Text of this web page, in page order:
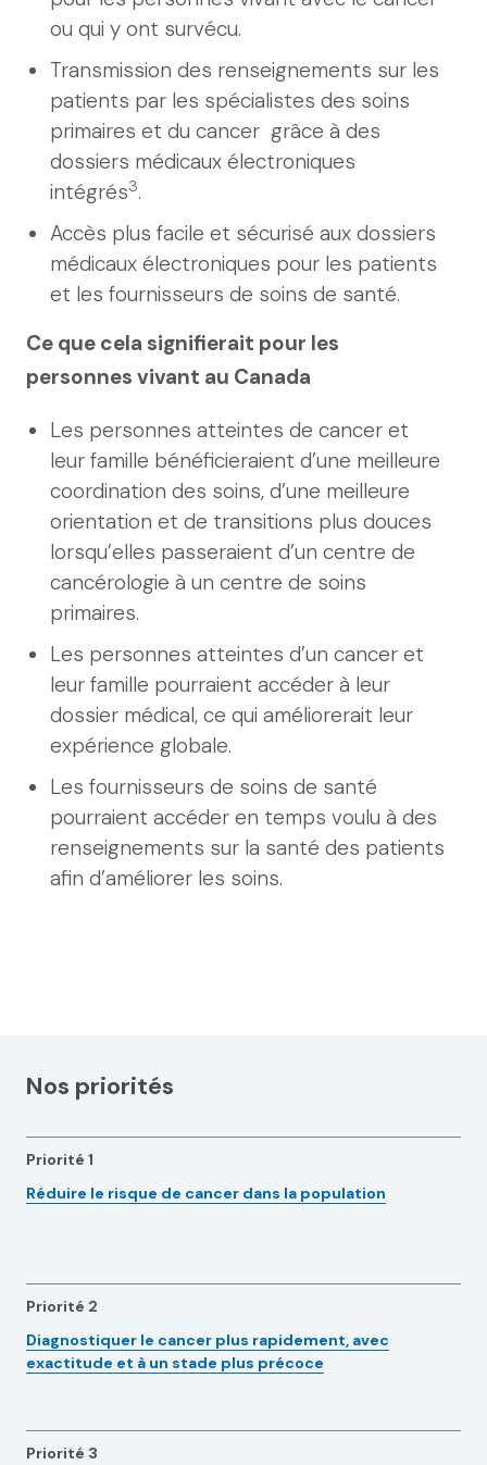
ou qui y ont survécu.
Transmission des renseignements sur les
patients par les spécialistes des soins
primaires et du cancer grâce à des
dossiers médicaux électroniques
intégrés3.
Accès plus facile et sécurisé aux dossiers
médicaux électroniques pour les patients
et les fournisseurs de soins de santé.
Ce que cela signifierait pour les
personnes vivant au Canada
Les personnes atteintes de cancer et
leur famille bénéficieraient d’une meilleure
coordination des soins, d’une meilleure
orientation et de transitions plus douces
lorsqu’elles passeraient d’un centre de
cancérologie à un centre de soins
primaires.
Les personnes atteintes d’un cancer et
leur famille pourraient accéder à leur
dossier médical, ce qui améliorerait leur
expérience globale.
Les fournisseurs de soins de santé
pourraient accéder en temps voulu à des
renseignements sur la santé des patients
afin d’améliorer les soins.
Nos priorités
Priorité 1
Réduire le risque de cancer dans la population
Priorité 2
Diagnostiquer le cancer plus rapidement, avec
exactitude et à un stade plus précoce
Priorité 3